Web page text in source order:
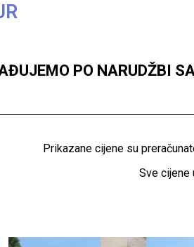
PO NARUDŽBI
Prikazane cijene su
Sve cijene